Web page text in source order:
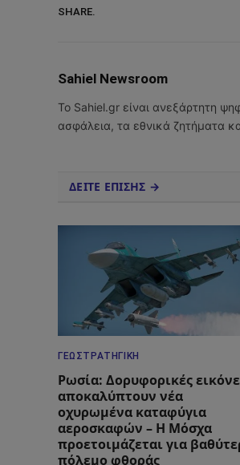
SHARE.
Sahiel Newsroom
Το Sahiel.gr είναι ανεξάρτητη
ασφάλεια, τα εθνικά ζητήματα
ΔΕΙΤΕ ΕΠΙΣΗΣ →
ΓΕΩΣΤΡΑΤΗΓΙΚΉ
Ρωσία: Δορυφορικές
αποκαλύπτουν νέα
οχυρωμένα καταφύγια
αεροσκαφών – Η Μόσχα
προετοιμάζεται για
πόλεμο φθοράς